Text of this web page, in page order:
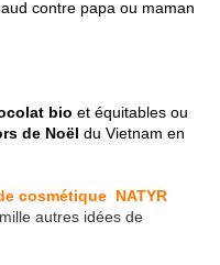
contre papa ou maman
bio et équitables ou
de Noël du Vietnam en
cosmétique NATYR
autres idées de